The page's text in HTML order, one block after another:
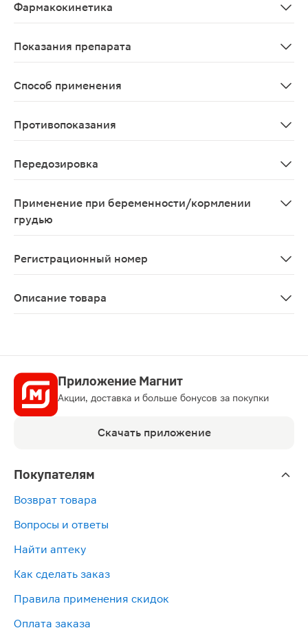
Фармакокинетика
Показания препарата
Способ применения
Противопоказания
Передозировка
Применение при беременности/кормлении
грудью
Регистрационный номер
Описание товара
Приложение Магнит
Акции, доставка и больше бонусов за покупки
Скачать приложение
Покупателям
Возврат товара
Вопросы и ответы
Найти аптеку
Как сделать заказ
Правила применения скидок
Оплата заказа